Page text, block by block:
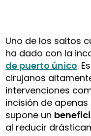
Uno de los saltos
ha dado con la
de puerto único.
cirujanos
intervenciones
incisión de
supone un
al reducir